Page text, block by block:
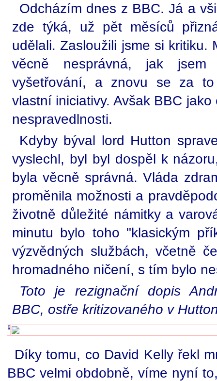
Odcházím dnes z BBC. Já a
zde týká, už pět měsíců
udělali. Zasloužili jsme si kritiku.
věcně nesprávná, jak jsem
vyšetřování, a znovu se za
vlastní iniciativy. Avšak BBC
nespravedlnosti.
Kdyby býval lord Hutton
vyslechl, byl byl dospěl k
byla věcně správná. Vláda
proměnila možnosti a
životně důležité námitky a
minutu bylo toho "klasickým
výzvědných službách, včetně
hromadného ničení, s tím bylo
Toto je rezignační dopis
BBC, ostře kritizovaného v
Díky tomu, co David Kelly řekl
BBC velmi obdobně, víme nyní